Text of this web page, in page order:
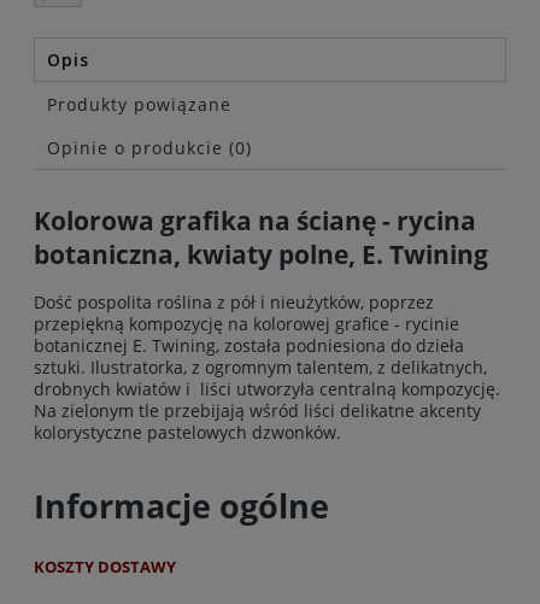
Opis
Produkty powiązane
Opinie o produkcie (0)
Kolorowa grafika na ścianę - rycina
botaniczna, kwiaty polne, E. Twining
Dość pospolita roślina z pół i nieużytków, poprzez
przepiękną kompozycję na kolorowej grafice - rycinie
botanicznej E. Twining, została podniesiona do dzieła
sztuki. Ilustratorka, z ogromnym talentem, z delikatnych,
drobnych kwiatów i liści utworzyła centralną kompozycję.
Na zielonym tle przebijają wśród liści delikatne akcenty
kolorystyczne pastelowych dzwonków.
Informacje ogólne
KOSZTY DOSTAWY